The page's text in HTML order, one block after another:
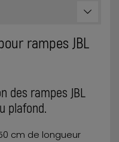
rampes JBL
des rampes JBL
plafond.
cm de longueur